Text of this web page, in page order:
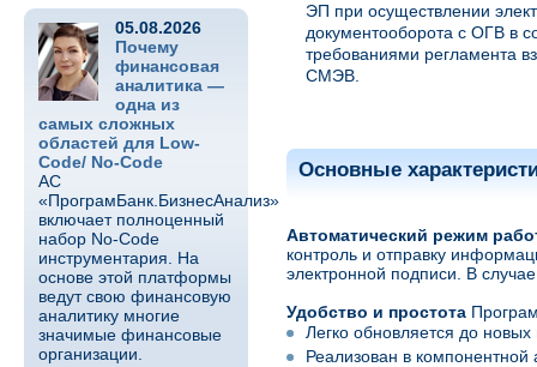
05.08.2026
Почему
финансовая
аналитика —
одна из
самых сложных
областей для Low-
Code/ No-Code
АС
«ПрограмБанк.БизнесАнализ»
включает полноценный
набор No-Code
инструментария. На
основе этой платформы
ведут свою финансовую
аналитику многие
значимые финансовые
организации.
ЭП при осуществлении
документооборота с ОГВ в
требованиями регламента
СМЭВ.
Основные
Автоматический режим
контроль и отправку
электронной подписи. В
Удобство и простота
Легко обновляется до новых
Реализован в компонентной